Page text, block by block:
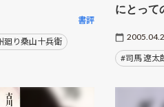
書評
廻り桑山十兵衛
にとって
#司馬 遼太